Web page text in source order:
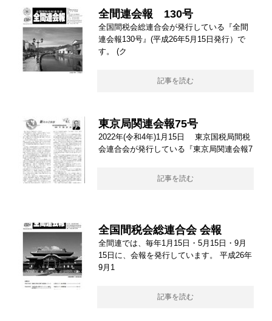
全間連会報 130号
全国間税会総連合会が発行している『全間
連会報130号』(平成26年5月15日発行）で
す。 (ク
記事を読む
東京局関連会報75号
2022年(令和4年)1月15日 東京国税局間税
会連合会が発行している『東京局関連会報7
記事を読む
全国間税会総連合会 会報
全間連では、毎年1月15日・5月15日・9月
15日に、会報を発行しています。 平成26年
9月1
記事を読む